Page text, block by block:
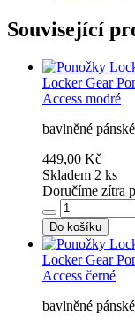
Související
Locker Gear
Access modré
bavlněné
449,00 Kč
Skladem 2 ks
Doručíme zítra
Do košíku
Locker Gear
Access černé
bavlněné